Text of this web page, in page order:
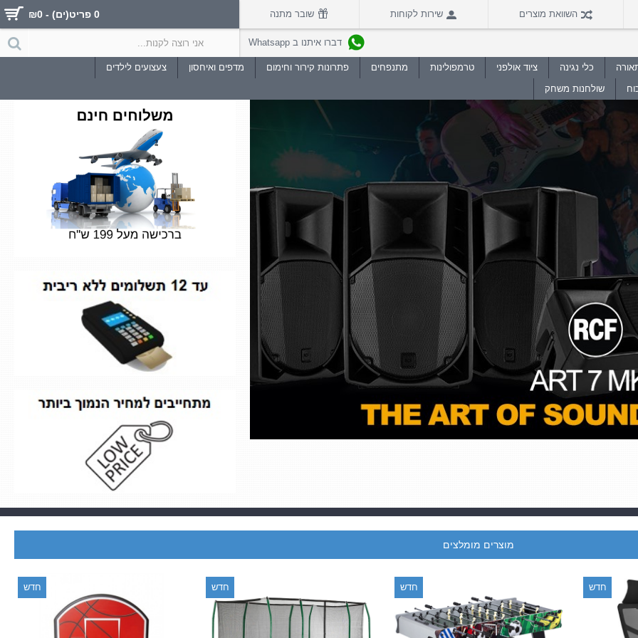
השוואת מוצרים שירות לקוחות שובר מתנה 0 פריט(ים) - ₪0
דברו איתנו ב Whatsapp
כלי נגינה ציוד אולפני טרמפולינות מתנפחים פתרונות קירור וחימום מדפים ואיחסון
צעצועים לילדים
שולחנות משחק
מוצרים מומלצים
חדש חדש חדש חדש